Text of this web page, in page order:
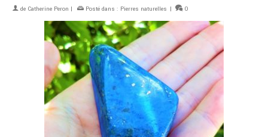
de Catherine Peron | Posté dans : Pierres naturelles | 0